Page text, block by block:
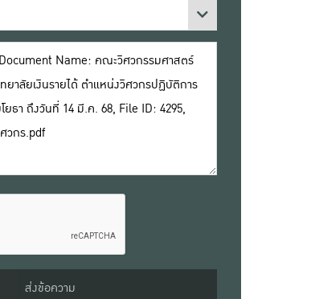
ส่งข้อความ